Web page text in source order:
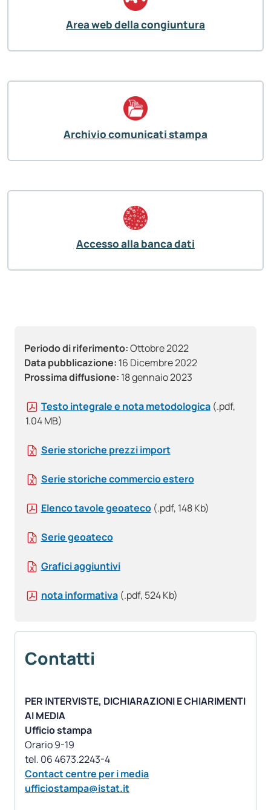
Periodo di riferimento:Ottobre 2022
Data pubblicazione: 16 Dicembre 2022
Prossima diffusione: 18 gennaio 2023
Testo integrale e nota metodologica (.pdf,
1.04 MB)
Serie storiche prezzi import
Serie storiche commercio estero
Elenco tavole geoateco (.pdf, 148 Kb)
Serie geoateco
Grafici aggiuntivi
nota informativa (.pdf, 524 Kb)
Contatti
PER INTERVISTE, DICHIARAZIONI E CHIARIMENTI
AI MEDIA
Ufficio stampa
Orario 9-19
Contact centre per i media
ufficiostampa@istat.it
Area web della congiuntura
Archivio comunicati stampa
Accesso alla banca dati